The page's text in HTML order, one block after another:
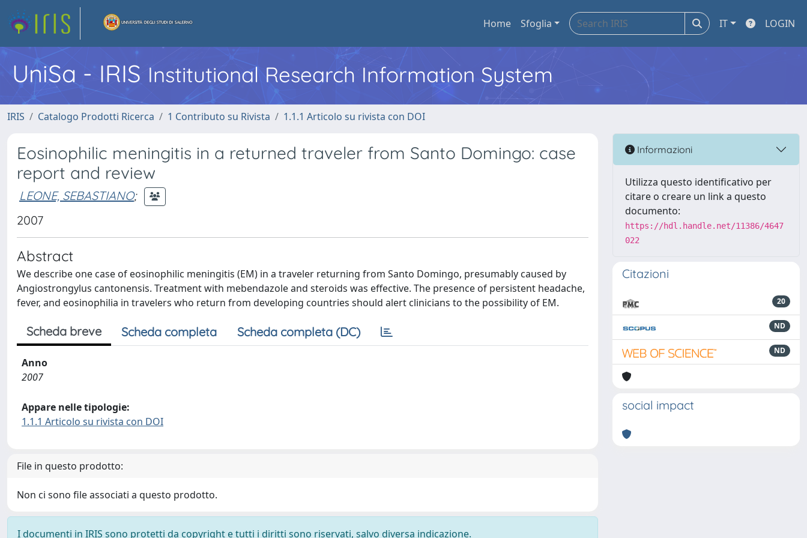
Home Sfoglia IT LOGIN
UniSa - IRIS Institutional Research Information System
IRIS Catalogo Prodotti Ricerca 1 Contributo su Rivista 1.1.1 Articolo su rivista con DOI
Eosinophilic meningitis in a returned traveler from Santo Domingo: case
report and review
LEONE, SEBASTIANO;
2007
Abstract
We describe one case of eosinophilic meningitis (EM) in a traveler returning from Santo Domingo, presumably caused by
Angiostrongylus cantonensis. Treatment with mebendazole and steroids was effective. The presence of persistent headache,
fever, and eosinophilia in travelers who return from developing countries should alert clinicians to the possibility of EM.
Scheda breve Scheda completa Scheda completa (DC)
Anno
2007
Appare nelle tipologie:
1.1.1 Articolo su rivista con DOI
File in questo prodotto:
Non ci sono file associati a questo prodotto.
I documenti in IRIS sono protetti da copyright e tutti i diritti sono riservati, salvo diversa indicazione.
Informazioni
Utilizza questo identificativo per
citare o creare un link a questo
documento:
https://hdl.handle.net/11386/4647
022
Citazioni
20
ND
ND
social impact